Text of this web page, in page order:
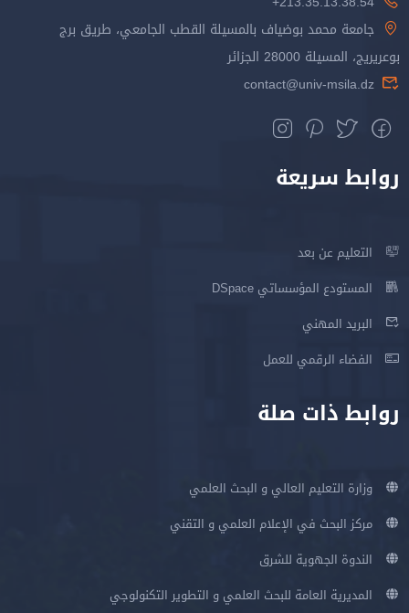
جامعة محمد بوضياف بالمسيلة القطب الجامعي، طريق برج
بوعريريج، المسيلة 28000 الجزائر
contact@univ-msila.dz
روابط سريعة
التعليم عن بعد
المستودع المؤسساتي DSpace
البريد المهني
الفضاء الرقمي للعمل
روابط ذات صلة
وزارة التعليم العالي و البحث العلمي
مركز البحث في الإعلام العلمي و التقني
الندوة الجهوية للشرق
المديرية العامة للبحث العلمي و التطوير التكنولوجي